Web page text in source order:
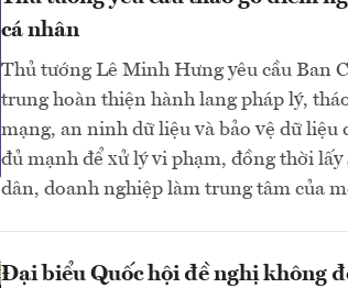
cá nhân
Thủ tướng Lê Minh Hưng yêu cầu Ban
trung hoàn thiện hành lang pháp lý,
mạng, an ninh dữ liệu và bảo vệ dữ liệu
đủ mạnh để xử lý vi phạm, đồng thời
dân, doanh nghiệp làm trung tâm của
Đại biểu Quốc hội đề nghị không